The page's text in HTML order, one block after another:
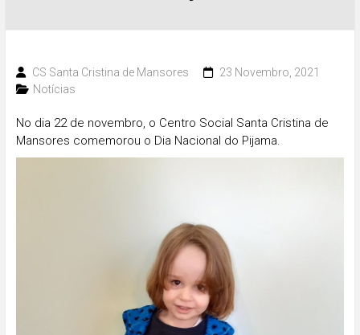
Cristina
de
Mansores
CS Santa Cristina de Mansores
23 Novembro, 2021
Notícias
No dia 22 de novembro, o Centro Social Santa Cristina de
Mansores comemorou o Dia Nacional do Pijama.